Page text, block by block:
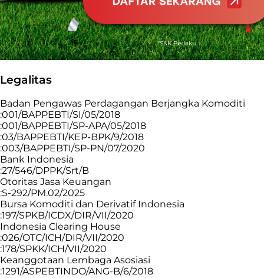
Legalitas
Badan Pengawas Perdagangan Berjangka Komoditi
:001/BAPPEBTI/SI/05/2018
:001/BAPPEBTI/SP-APA/05/2018
:03/BAPPEBTI/KEP-BPK/9/2018
:003/BAPPEBTI/SP-PN/07/2020
Bank Indonesia
:27/546/DPPK/Srt/B
Otoritas Jasa Keuangan
:S-292/PM.02/2025
Bursa Komoditi dan Derivatif Indonesia
:197/SPKB/ICDX/DIR/VII/2020
Indonesia Clearing House
:026/OTC/ICH/DIR/VII/2020
:178/SPKK/ICH/VII/2020
Keanggotaan Lembaga Asosiasi
:1291/ASPEBTINDO/ANG-B/6/2018